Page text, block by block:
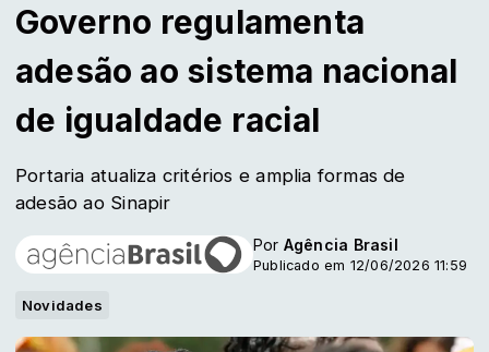
Governo regulamenta
adesão ao sistema nacional
de igualdade racial
Portaria atualiza critérios e amplia formas de
adesão ao Sinapir
Por Agência Brasil
Publicado em 12/06/2026 11:59
Novidades